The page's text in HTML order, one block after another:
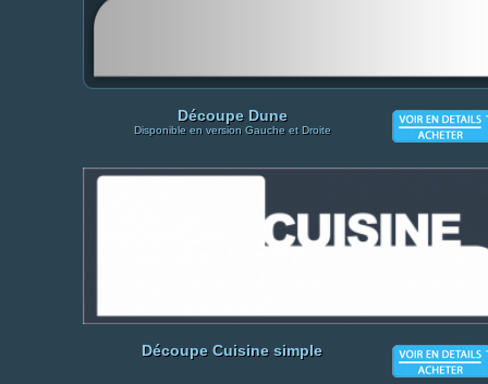
Découpe Dune
Disponible en version Gauche et Droite
Découpe Cuisine simple